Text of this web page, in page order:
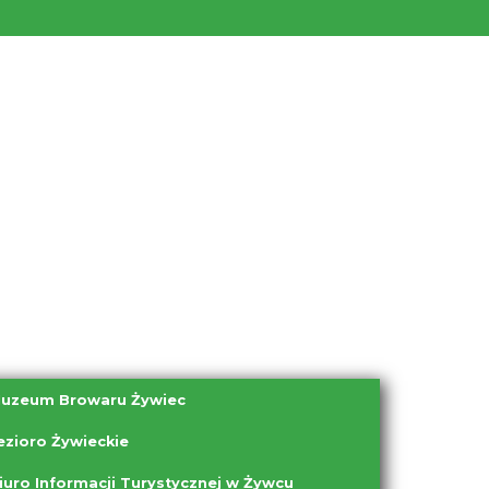
Browaru Żywiec
Żywieckie
Informacji Turystycznej w Żywcu